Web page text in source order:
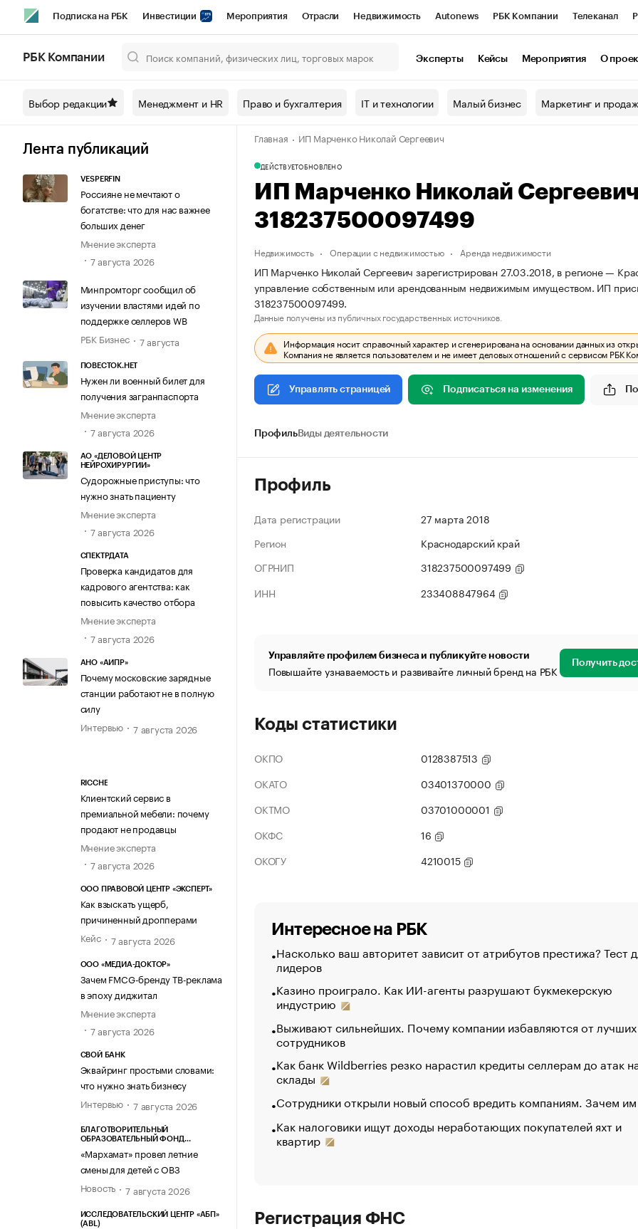
Подписка на РБК Инвестиции Мероприятия Отрасли Недвижимость Autonews РБК Компании Телеканал
Спецпроекты СПб Конференции СПб Спецпроекты Проверка контрагентов
Технологии и медиа Рынок наличной валюты
РБК Компании Эксперты Кейсы Мероприятия О
Выбор редакции Менеджмент и HR Право и бухгалтерия IT и технологии Малый бизнес Маркетинг и
Лента публикаций
VESPERFIN
Россияне не мечтают о
богатстве: что для нас важнее
больших денег
Мнение эксперта
7 августа 2026
Минпромторг сообщил об
изучении властями идей по
поддержке селлеров WB
РБК Бизнес
7 августа
ПОВЕСТОК.НЕТ
Нужен ли военный билет для
получения загранпаспорта
Мнение эксперта
7 августа 2026
АО «ДЕЛОВОЙ ЦЕНТР
НЕЙРОХИРУРГИИ»
Судорожные приступы: что
нужно знать пациенту
Мнение эксперта
7 августа 2026
СПЕКТРДАТА
Проверка кандидатов для
кадрового агентства: как
повысить качество отбора
Мнение эксперта
7 августа 2026
АНО «АИПР»
Почему московские зарядные
станции работают не в полную
силу
Интервью
7 августа 2026
RICCHE
Клиентский сервис в
премиальной мебели: почему
продают не продавцы
Мнение эксперта
7 августа 2026
ООО ПРАВОВОЙ ЦЕНТР «ЭКСПЕРТ»
Как взыскать ущерб,
причиненный дропперами
Кейс
7 августа 2026
ООО «МЕДИА-ДОКТОР»
Зачем FMCG-бренду ТВ-реклама
в эпоху диджитал
Мнение эксперта
7 августа 2026
СВОЙ БАНК
Эквайринг простыми словами:
что нужно знать бизнесу
Интервью
7 августа 2026
БЛАГОТВОРИТЕЛЬНЫЙ
ОБРАЗОВАТЕЛЬНЫЙ ФОНД
«Мархамат» провел летние
смены для детей с ОВЗ
Новость
7 августа 2026
ИССЛЕДОВАТЕЛЬСКИЙ ЦЕНТР «АБП»
(ABL)
Главная ИП Марченко Николай Сергеевич
ДЕЙСТВУЕТОБНОВЛЕНО
ИП Марченко Николай
318237500097499
Недвижимость Операции с недвижимостью Аренда недвижимости
ИП Марченко Николай Сергеевич зарегистрирован 27.03.2018, в регионе —
управление собственным или арендованным недвижимым имуществом. ИП
318237500097499.
Данные получены из публичных государственных источников.
Информация носит справочный характер и сгенерирована на основании данных из
Компания не является пользователем и не имеет деловых отношений с сервисом РБК
Управлять страницей Подписаться на изменения
ПрофильВиды деятельности
Профиль
Дата регистрации
27 марта 2018
Регион
Краснодарский край
ОГРНИП
318237500097499
ИНН
233408847964
Управляйте профилем бизнеса и публикуйте новости
Повышайте узнаваемость и развивайте личный бренд на РБК Получить
Коды статистики
ОКПО
0128387513
ОКАТО
03401370000
ОКТМО
03701000001
ОКФС
16
ОКОГУ
4210015
Интересное на РБК
Насколько ваш авторитет зависит от атрибутов престижа? Тест
лидеров
Казино проиграло. Как ИИ-агенты разрушают букмекерскую
индустрию
Выживают сильнейших. Почему компании избавляются от лучших
сотрудников
Как банк Wildberries резко нарастил кредиты селлерам до атак
склады
Сотрудники открыли новый способ вредить компаниям. Зачем
Как налоговики ищут доходы неработающих покупателей яхт и
квартир
Регистрация ФНС